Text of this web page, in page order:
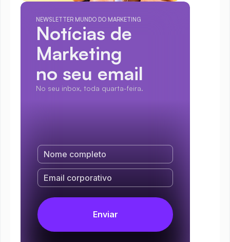
NEWSLETTER MUNDO DO MARKETING
Notícias de
Marketing
no seu email
No seu inbox, toda quarta-feira.